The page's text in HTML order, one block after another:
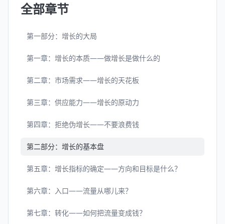
全部章节
第一部分：增长的大局
第一章：增长的本质——做增长是做什么的
第二章：市场需求——增长的天花板
第三章：供应能力——增长的原动力
第四章：拒绝伪增长——不要浪费钱
第二部分：增长的基本盘
第五章：增长指标的确定——方向和目标是什么？
第六章：入口——流量从哪儿来？
第七章：转化——如何把流量变成钱？